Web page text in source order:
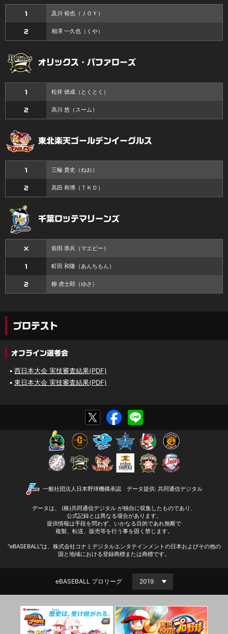
1 及川 裕也 （ＪＯＹ）
2 相澤 一久也 （くや）
オリックス・バファローズ
1 松井 徳成 （とくとく）
2 高川 悠 （スーム）
東北楽天ゴールデンイーグルス
1 三輪 貴史 （ねお）
2 高田 和博 （ＴＫＤ）
千葉ロッテマリーンズ
× 前田 恭兵 （マエピー）
1 町田 和隆 （あんちもん）
2 柳 虎士郎 （ゆさ）
プロテスト
オフライン選考会
西日本大会 実技審査結果(PDF)
東日本大会 実技審査結果(PDF)
一般社団法人日本野球機構承認 データ提供: 共同通信デジタル
データは、 (株)共同通信デジタル が独自に収集したものであり、
公式記録とは異なる場合があります。
提供情報は手段を問わず、いかなる目的であれ無断で
複製、転送、販売等を行う事を固く禁じます。
"eBASEBALL"は、株式会社コナミデジタルエンタテインメントの日本およびその他の
国と地域における登録商標または商標です。
eBASEBALL プロリーグ